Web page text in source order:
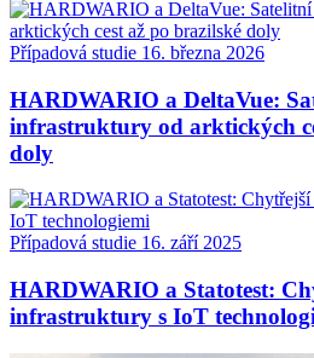
Případová studie 16. března 2026
HARDWARIO a DeltaVue:
infrastruktury od arktických
doly
Případová studie 16. září 2025
HARDWARIO a Statotest:
infrastruktury s IoT